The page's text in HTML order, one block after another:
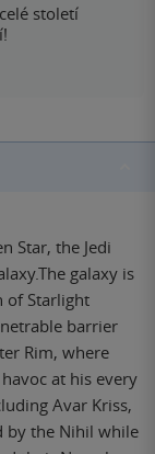
století
Star, the Jedi
galaxy is
of Starlight
barrier
Rim, where
at his every
Avar Kriss,
by the Nihil while